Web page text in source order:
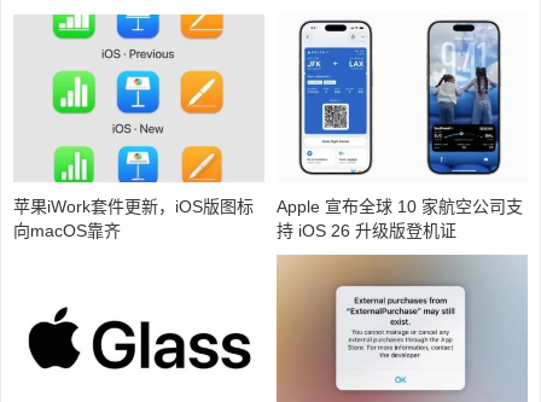
苹果iWork套件更新，iOS版图标
向macOS靠齐
Apple 宣布全球 10 家航空公司支
持 iOS 26 升级版登机证